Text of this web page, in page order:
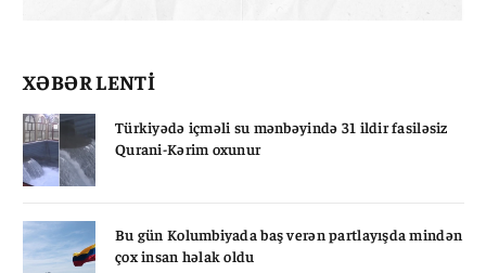
XƏBƏR LENTİ
Türkiyədə içməli su mənbəyində 31 ildir fasiləsiz
Qurani-Kərim oxunur
Bu gün Kolumbiyada baş verən partlayışda mindən
çox insan həlak oldu